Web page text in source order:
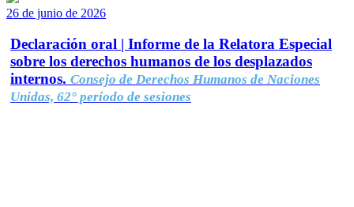
26 de junio de 2026
Declaración oral | Informe de la Relatora Especial
sobre los derechos humanos de los desplazados
internos. Consejo de Derechos Humanos de Naciones
Unidas, 62° período de sesiones